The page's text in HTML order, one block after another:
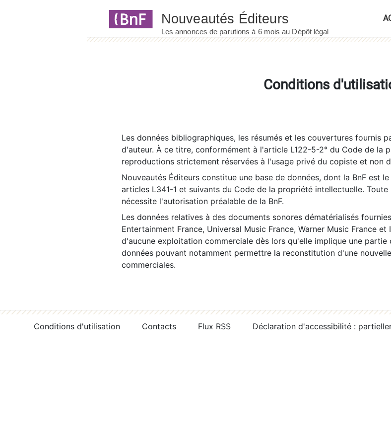
Conditions
Les données bibliographiques, les résumés et les couvertures fournis
d'auteur. À ce titre, conformément à l'article L122-5-2° du Code de la
reproductions strictement réservées à l'usage privé du copiste et non
Nouveautés Éditeurs constitue une base de données, dont la BnF est
articles L341-1 et suivants du Code de la propriété intellectuelle.
nécessite l'autorisation préalable de la BnF.
Les données relatives à des documents sonores dématérialisés
Entertainment France, Universal Music France, Warner Music France
d'aucune exploitation commerciale dès lors qu'elle implique une
données pouvant notamment permettre la reconstitution d'une
commerciales.
Conditions d'utilisation Contacts Flux RSS Déclaration d'accessibilité :